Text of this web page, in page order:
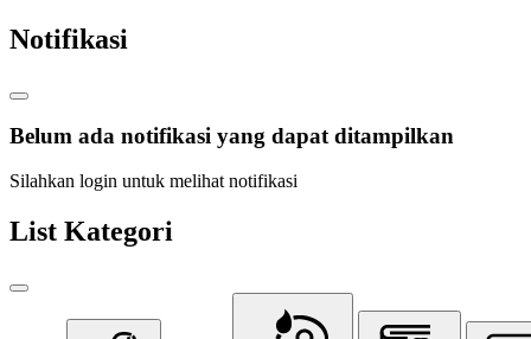
Notifikasi
Belum ada notifikasi yang dapat ditampilkan
Silahkan login untuk melihat notifikasi
List Kategori